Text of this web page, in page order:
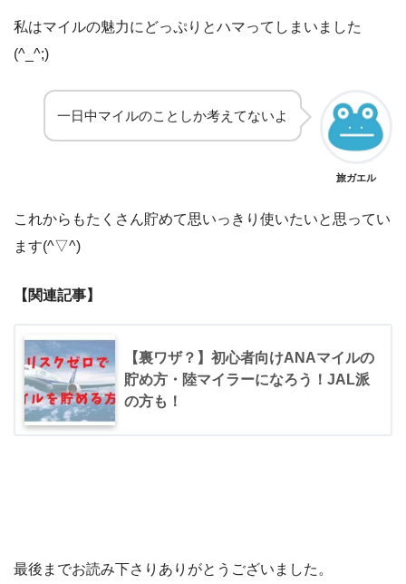
私はマイルの魅力にどっぷりとハマってしまいました
(^_^;)
一日中マイルのことしか考えてないよ
旅ガエル
これからもたくさん貯めて思いっきり使いたいと思ってい
ます(^▽^)
【関連記事】
【裏ワザ？】初心者向けANAマイルの
貯め方・陸マイラーになろう！JAL派
の方も！
最後までお読み下さりありがとうございました。